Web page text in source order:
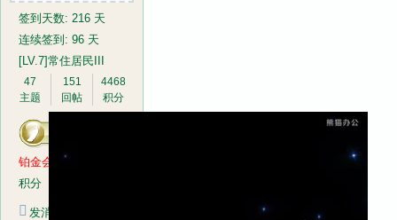
签到天数: 216 天
连续签到: 96 天
[LV.7]常住居民III
47
主题
151
回帖
4468
积分
铂金会员
积分
发消息